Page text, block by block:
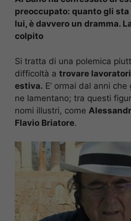
preoccupato: quanto gli sta
lui, è davvero un dramma.
colpito
Si tratta di una polemica
difficoltà a trovare
estiva. E’ ormai dal anni
ne lamentano; tra questi
nomi illustri, come
Flavio Briatore.